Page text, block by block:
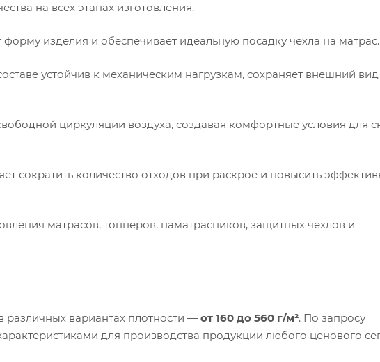
на всех этапах изготовления.
изделия и обеспечивает идеальную посадку чехла на матрас.
устойчив к механическим нагрузкам, сохраняет внешний
циркуляции воздуха, создавая комфортные условия для
сократить количество отходов при раскрое и повысить
матрасов, топперов, наматрасников, защитных чехлов и
вариантах плотности — от 160 до 560 г/м². По запросу
для производства продукции любого ценового